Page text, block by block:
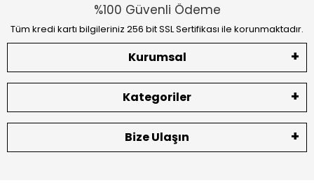
%100 Güvenli Ödeme
Tüm kredi kartı bilgileriniz 256 bit SSL Sertifikası ile korunmaktadır.
Kurumsal
Kategoriler
Bize Ulaşın